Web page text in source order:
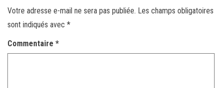
Votre adresse e-mail ne sera pas publiée. Les champs obligatoires
sont indiqués avec *
Commentaire *